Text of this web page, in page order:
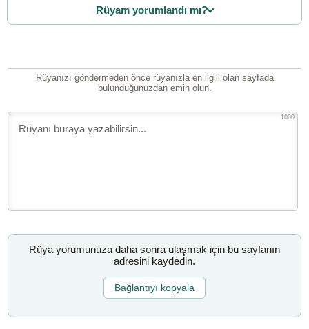
Rüyam yorumlandı mı?
Rüyanızı göndermeden önce rüyanızla en ilgili olan sayfada
bulunduğunuzdan emin olun.
1000
Rüya yorumunuza daha sonra ulaşmak için bu sayfanın
adresini kaydedin.
Bağlantıyı kopyala